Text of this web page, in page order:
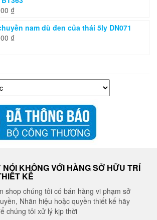
₫
nam dù đen của thái 5ly DN071
₫
NÓI KHÔNG VỚI HÀNG SỞ HỮU TRÍ
KẾ
shop chúng tôi có bán hàng vi phạm sở
Nhãn hiệu hoặc quyền thiết kế hãy
chúng tôi xử lý kịp thời